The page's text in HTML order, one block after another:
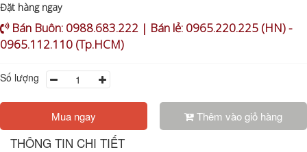
Đặt hàng ngay
Bán Buôn: 0988.683.222 | Bán lẻ: 0965.220.225 (HN) -
0965.112.110 (Tp.HCM)
Số lượng
Mua ngay Thêm vào giỏ hàng
THÔNG TIN CHI TIẾT